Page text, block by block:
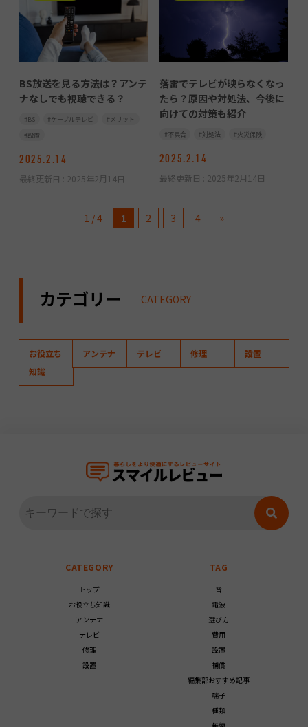
BS放送を見る方法は？アンテ
ナなしでも視聴できる？
BS ケーブルテレビ
メリット
設置
2025.2.14
最終更新日 : 2025年2月14日
落雷でテレビが映らなくなっ
たら？原因や対処法、今後に
向けての対策も紹介
不具合 対処法 火災保険
2025.2.14
最終更新日 : 2025年2月14日
1 / 4 1 2 3 4 »
カテゴリー CATEGORY
お役立ち
知識
アンテナ テレビ 修理 設置
CATEGORY
トップ
お役立ち知識
アンテナ
テレビ
修理
設置
TAG
音
電波
選び方
費用
設置
補償
編集部おすすめ記事
端子
種類